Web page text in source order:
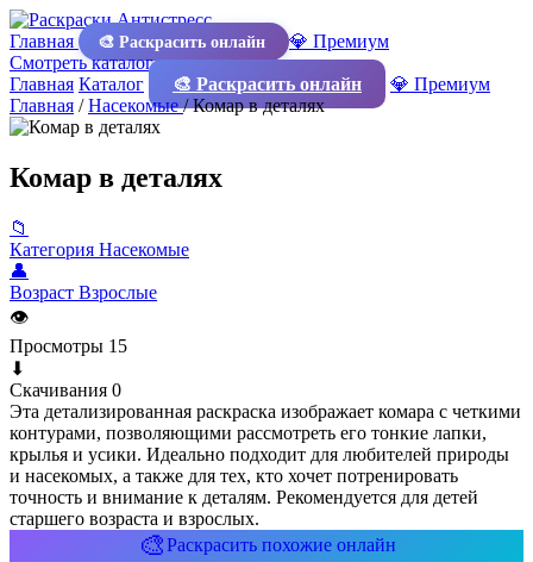
Главная 🎨 Раскрасить онлайн
💎 Премиум
Смотреть каталог
Главная Каталог 🎨 Раскрасить онлайн
💎 Премиум
Главная /Насекомые/Комар в деталях
Комар в деталях
📁
Категория Насекомые
👤
Возраст Взрослые
👁
Просмотры 15
⬇
Скачивания 0
Эта детализированная раскраска изображает комара с четкими
контурами, позволяющими рассмотреть его тонкие лапки,
крылья и усики. Идеально подходит для любителей природы
и насекомых, а также для тех, кто хочет потренировать
точность и внимание к деталям. Рекомендуется для детей
старшего возраста и взрослых.
🎨Раскрасить похожие онлайн